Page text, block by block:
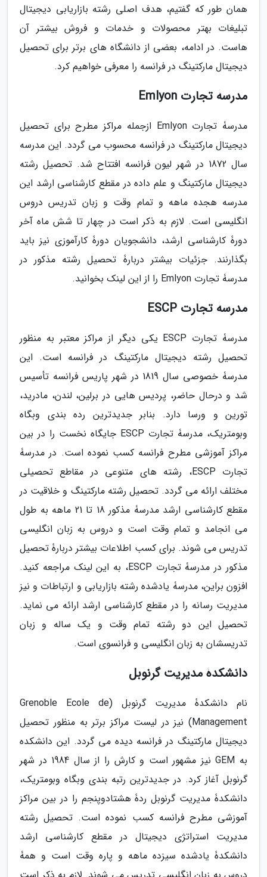
همان طور که گفتیم، هدف اصلی رشته بازاریابی دیجیتال
تبلیغات بهتر محصولات و خدمات و فروش بیشتر آن
هاست. در ادامه، بعضی از دانشگاه های برتر برای تحصیل
دیجیتال مارکتینگ در فرانسه را معرفی خواهیم کرد.
مدرسۀ تجارت Emlyon
مدرسۀ تجارت Emlyon ازجمله مراکز مطرح برای تحصیل
دیجیتال مارکتینگ در فرانسه محسوب می گردد. این مدرسه
سال 1872 در شهر لیون فرانسه افتتاح شد. تحصیل رشته
دیجیتال مارکتینگ و علم داده در مقطع کارشناسی ارشد این
مدرسه هجده ماهه و تمام وقت و زبان تدریس دروس
انگلیسی است. لازم به ذکر است در چهار تا شش ماه آخر
دورۀ کارشناسی ارشد، دانشجویان دورۀ کارآموزی نیز باید
بگذارنند. جزئیات بیشتر دربارۀ تحصیل رشته مذکور در
مدرسۀ تجارت Emlyon را از این لینک بخوانید.
مدرسۀ تجارت ESCP
مدرسۀ تجارت ESCP یکی دیگر از مراکز معتبر به منظور
تحصیل رشته دیجیتال مارکتینگ در فرانسه است. این
مدرسۀ خصوصی سال 1819 در شهر پاریس فرانسه تأسیس
شد و درحال حاضر، پردیس هایی در برلین، لندن، مادرید،
تورین و ورسا دارد. بنابر جدیدترین رده بندی وبگاه
وبومتریک، مدرسۀ تجارت ESCP جایگاه نخست را در بین
مراکز آموزشی مطرح فرانسه کسب نموده است. در مدرسۀ
تجارت ESCP، رشته های متنوعی در مقاطع تحصیلی
مختلف ارائه می گردد. تحصیل رشته مارکتینگ و خلاقیت در
مقطع کارشناسی ارشد مدرسۀ مذکور 18 تا 21 ماهه به طول
می انجامد و تمام وقت است و دروس به زبان انگلیسی
تدریس می شوند. برای کسب اطلاعات بیشتر دربارۀ تحصیل
مذکور در مدرسۀ تجارت ESCP، به این لینک مراجعه کنید.
افزون براین، مدرسۀ یادشده رشته بازاریابی و ارتباطات و نیز
مدیریت رسانه را در مقطع کارشناسی ارشد ارائه می نماید.
تحصیل این دو رشته تمام وقت و یک ساله و زبان
تدریسشان به زبان انگلیسی و فرانسوی است.
دانشکدۀ مدیریت گرنوبل
نام دانشکدۀ مدیریت گرنوبل (Grenoble Ecole de
Management) نیز در لیست مراکز برتر به منظور تحصیل
دیجیتال مارکتینگ در فرانسه دیده می گردد. این دانشکده
به GEM نیز مشهور است و کارش را از سال 1984 در شهر
گرنوبل آغاز کرد. در جدیدترین رتبه بندی وبگاه وبومتریک،
دانشکدۀ مدیریت گرنوبل ردۀ هشتادوپنجم را در بین مراکز
آموزشی مطرح فرانسه کسب نموده است. تحصیل رشته
مدیریت استراتژی دیجیتال در مقطع کارشناسی ارشد
دانشکدۀ یادشده سیزده ماهه و پاره وقت است و همۀ